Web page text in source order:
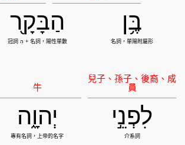
בֶּ֥ן הַבָּקָ֖ר
לִפְנֵ֣י יְהוָ֑ה